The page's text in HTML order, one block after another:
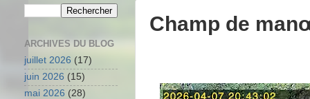
Champ de
ARCHIVES DU BLOG
juillet 2026 (17)
juin 2026 (15)
mai 2026 (28)